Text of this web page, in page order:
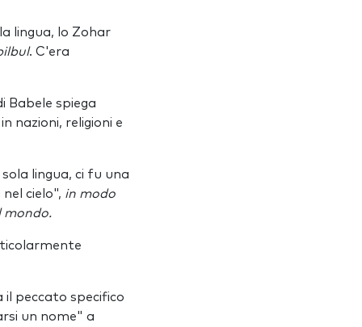
lingua, lo Zohar
. C'era
Babele spiega
nazioni, religioni e
lingua, ci fu una
cielo", in modo
mondo.
il peccato specifico
un nome" a